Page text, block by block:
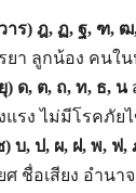
าร) ฎ, ฏ, ฐ, ฑ,
ยา ลูกน้อง คนใ
) ด, ต, ถ, ท, ธ, น
รง ไม่มีโรคภัยไ
) บ, ป, ผ, ฝ, พ, ฟ,
ศ ชื่อเสียง อำนา